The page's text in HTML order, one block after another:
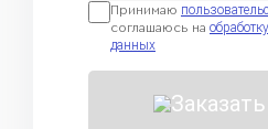
Принимаю
соглашаюсь на
данных